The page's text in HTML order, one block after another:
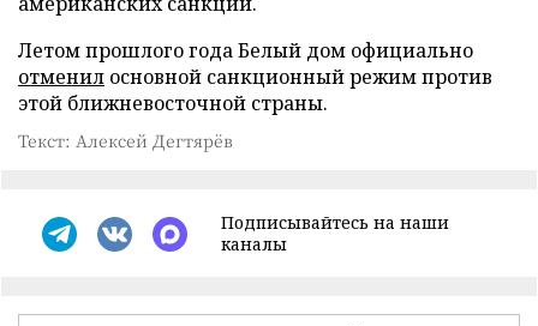
Летом прошлого года Белый дом официально
отменил основной санкционный режим против
этой ближневосточной страны.
Текст: Алексей Дегтярёв
Подписывайтесь на наши
каналы